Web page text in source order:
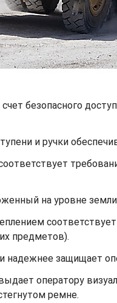
безопасного
и ручки
на уровне
предметов).
надежнее защищает
оператору
ремне.